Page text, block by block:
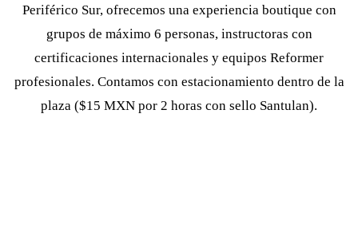
Periférico Sur, ofrecemos una experiencia boutique con
grupos de máximo 6 personas, instructoras con
certificaciones internacionales y equipos Reformer
profesionales. Contamos con estacionamiento dentro de la
plaza ($15 MXN por 2 horas con sello Santulan).